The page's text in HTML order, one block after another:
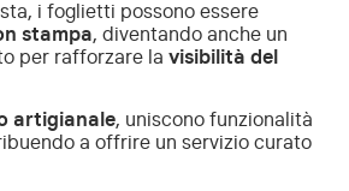
i foglietti possono essere
stampa, diventando anche un
per rafforzare la visibilità del
artigianale, uniscono funzionalità
a offrire un servizio curato